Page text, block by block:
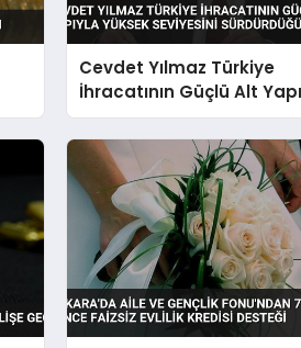
Cevdet Yılmaz Türkiye
İhracatının Güçlü Alt
Yüksek Seviyesini
Sürdürdüğünü Açıkladı